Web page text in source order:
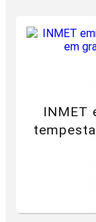
INMET